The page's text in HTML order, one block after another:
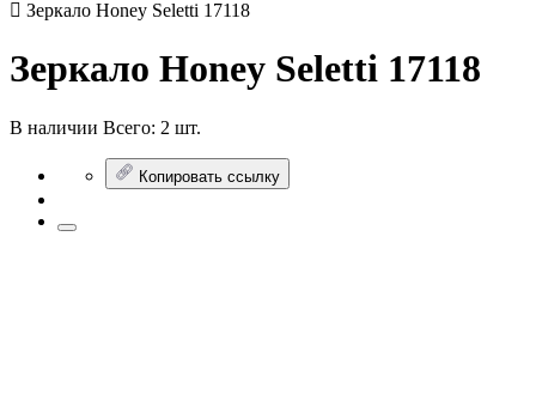
Зеркало Honey Seletti 17118
Зеркало Honey Seletti 17118
В наличии Всего: 2 шт.
Копировать ссылку